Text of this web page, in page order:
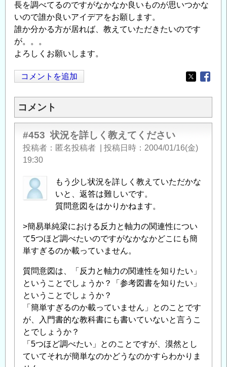
長を調べてるのですがなかなか良いものが思いつかな
いので誰か良いアイデアをお願します。
誰か分かる方が居れば、教えていただきたいのです
が。。。
よろしくお願いします。
コメントを追加
Opens in
コメント
#453 状況を詳しく教えてください
投稿者 匿名投稿者 投稿日時
2004/01/16(金)
19:30
もう少し状況を詳しく教えていただかな
いと、返答は難しいです。
質問意図をはかりかねます。
>簡易単純梁における反力と軸力の関連性につい
て5つほど調べたいのですがなかなかどこにも簡
単すぎるのか載っていません。
質問意図は、「反力と軸力の関連性を知りたい」
ということでしょうか？「参考図書を知りたい」
ということでしょうか？
「簡単すぎるのか載っていません」とのことです
が、入門書的な教科書にも書いていないと言うこ
とでしょうか？
「5つほど調べたい」とのことですが、漠然とし
ていてそれが簡単なのかどうなのかすらわかりま